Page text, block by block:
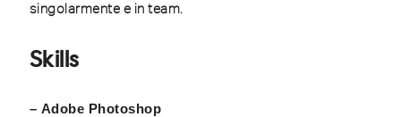
singolarmente e in team.
Skills
– Adobe Photoshop